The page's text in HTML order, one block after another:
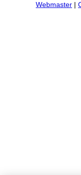
Webmaster